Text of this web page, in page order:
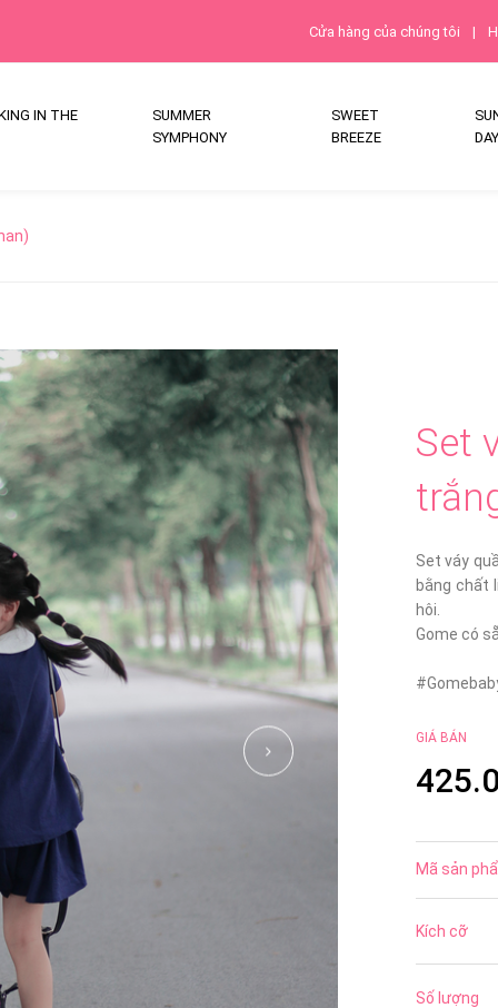
Cửa hàng của chúng tôi |
IN THE
SUMMER
SYMPHONY
SWEET
BREEZE
DAY
Set
Set váy
bằng chất
hôi.
Gome có
GIÁ BÁN
Mã sản
Kích cỡ
Số lượng